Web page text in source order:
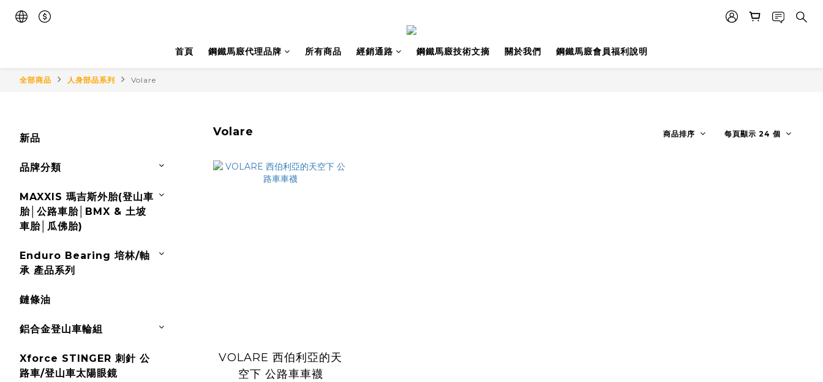
首頁 鋼鐵馬廄代理品牌 所有商品 經銷通路 鋼鐵馬廄技術文摘 關於我們 鋼鐵馬廄會員福利說明
全部商品 人身部品系列 Volare
新品
品牌分類
MAXXIS 瑪吉斯外胎(登山車
胎│公路車胎│BMX & 土坡
車胎│瓜佛胎)
Enduro Bearing 培林/軸
承 產品系列
鏈條油
鋁合金登山車輪組
Xforce STINGER 刺針 公
路車/登山車太陽眼鏡
Volare 商品排序 每頁顯示 24 個
VOLARE 西伯利亞的天
空下 公路車車襪